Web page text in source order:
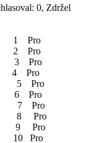
0, Zdržel
Pro
2 Pro
3 Pro
4 Pro
Pro
6 Pro
7 Pro
8 Pro
9 Pro
10 Pro